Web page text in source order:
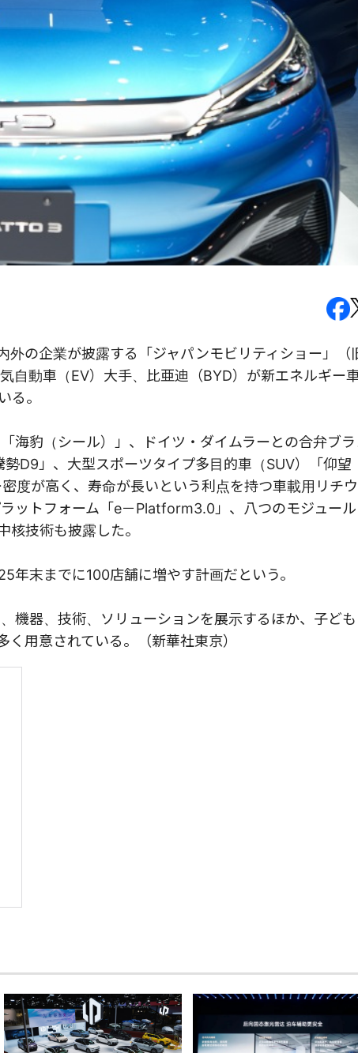
の企業が披露する「ジャパンモビリティショー」（
自動車（EV）大手、比亜迪（BYD）が新エネルギー
る。
海豹（シール）」、ドイツ・ダイムラーとの合弁ブラ
D9」、大型スポーツタイプ多目的車（SUV）「仰望
度が高く、寿命が長いという利点を持つ車載用リチウ
ットフォーム「e－Platform3.0」、八つのモジュール
技術も披露した。
年末までに100店舗に増やす計画だという。
機器、技術、ソリューションを展示するほか、子ども
用意されている。（新華社東京）